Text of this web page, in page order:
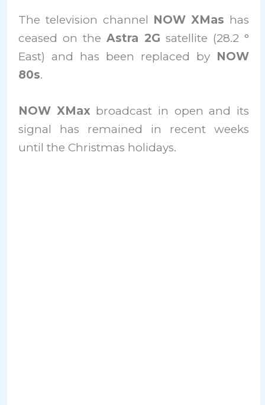
The television channel NOW XMas has
ceased on theAstra 2G satellite (28.2 °
East) and has been replaced byNOW
80s.
NOW XMaxbroadcast in open and its
signal has remained in recent weeks
until the Christmas holidays.